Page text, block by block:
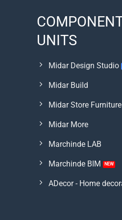
UNITS
Midar Design Studio
Midar Build
Midar Store Furniture
Midar More
Marchinde LAB
Marchinde BIM
ADecor - Home